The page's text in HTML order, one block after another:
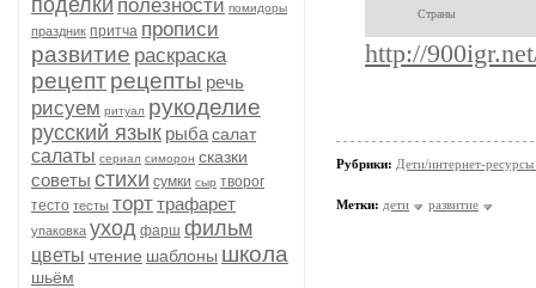
поделки полезности помидоры
праздник притча прописи
развитие раскраска
рецептрецепты речь
рисуем ритуал рукоделие
русский язык рыбасалат
салаты сериал симорон сказки
советы стихи сумки сыр творог
тесто тесты торттрафарет
упаковка уход фарш фильм
цветы чтение шаблоны школа
шьём
Страны
http://
Рубрики: Дети/интернет-ресурсы
Метки: дети развитие